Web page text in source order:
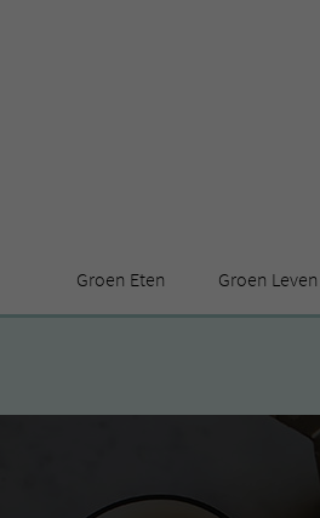
Groen Eten Groen Leven